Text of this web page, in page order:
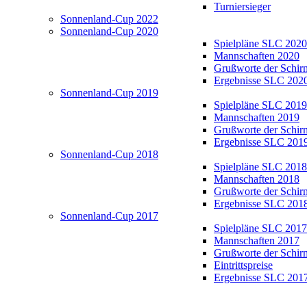
Turniersieger
Sonnenland-Cup 2022
Sonnenland-Cup 2020
Spielpläne SLC 2020
Mannschaften 2020
Grußworte der
Ergebnisse SLC
Sonnenland-Cup 2019
Spielpläne SLC 2019
Mannschaften 2019
Grußworte der
Ergebnisse SLC
Sonnenland-Cup 2018
Spielpläne SLC 2018
Mannschaften 2018
Grußworte der
Ergebnisse SLC
Sonnenland-Cup 2017
Spielpläne SLC 2017
Mannschaften 2017
Grußworte der
Eintrittspreise
Ergebnisse SLC